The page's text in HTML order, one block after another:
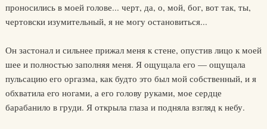
проносились в моей голове... черт, да, о, мой, бог, вот так, ты,
чертовски изумительный, я не могу остановиться...
Он застонал и сильнее прижал меня к стене, опустив лицо к моей
шее и полностью заполняя меня. Я ощущала его — ощущала
пульсацию его оргазма, как будто это был мой собственный, и я
обхватила его ногами, а его голову руками, мое сердце
барабанило в груди. Я открыла глаза и подняла взгляд к небу.